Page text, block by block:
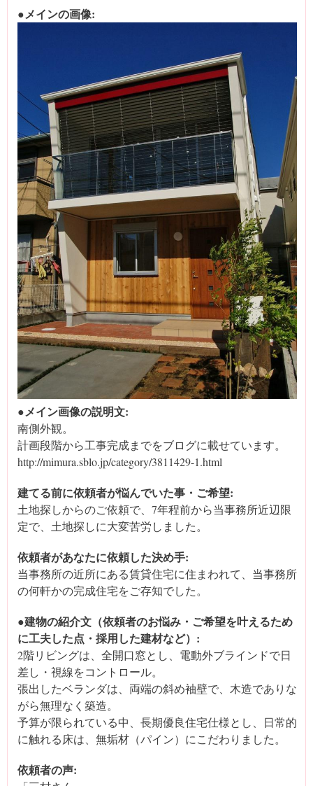
●メインの画像:
●メイン画像の説明文:
南側外観。
計画段階から工事完成までをブログに載せています。
http://mimura.sblo.jp/category/3811429-1.html
建てる前に依頼者が悩んでいた事・ご希望:
土地探しからのご依頼で、7年程前から当事務所近辺限
定で、土地探しに大変苦労しました。
依頼者があなたに依頼した決め手:
当事務所の近所にある賃貸住宅に住まわれて、当事務所
の何軒かの完成住宅をご存知でした。
●建物の紹介文（依頼者のお悩み・ご希望を叶えるため
に工夫した点・採用した建材など）:
2階リビングは、全開口窓とし、電動外ブラインドで日
差し・視線をコントロール。
張出したベランダは、両端の斜め袖壁で、木造でありな
がら無理なく築造。
予算が限られている中、長期優良住宅仕様とし、日常的
に触れる床は、無垢材（パイン）にこだわりました。
依頼者の声: